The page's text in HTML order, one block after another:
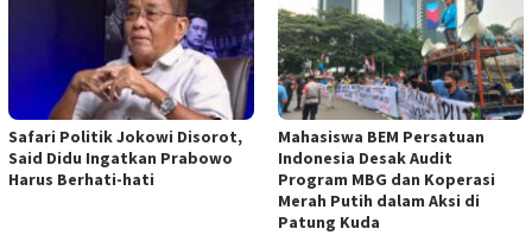
Safari Politik Jokowi Disorot,
Said Didu Ingatkan Prabowo
Harus Berhati-hati
Mahasiswa BEM Persatuan
Indonesia Desak Audit
Program MBG dan Koperasi
Merah Putih dalam Aksi di
Patung Kuda